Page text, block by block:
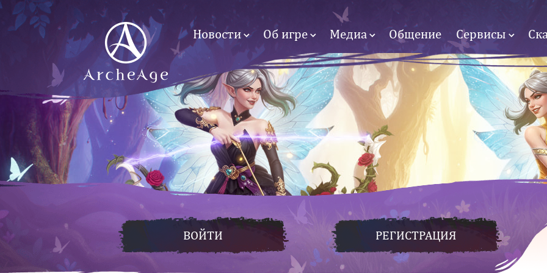
Новости Об игре Медиа Общение Сервисы
ВОЙТИ РЕГИСТРАЦИЯ